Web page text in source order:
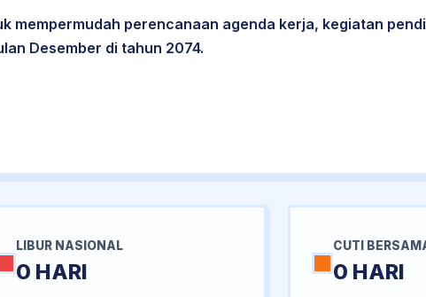
mempermudah perencanaan agenda kerja, kegiatan
Desember di tahun 2074.
LIBUR NASIONAL
0 HARI
CUTI
0 HARI